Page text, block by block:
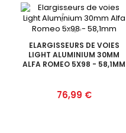
ELARGISSEURS DE VOIES
LIGHT ALUMINIUM 30MM
ALFA ROMEO 5X98 - 58,1MM
Prix
76,99 €